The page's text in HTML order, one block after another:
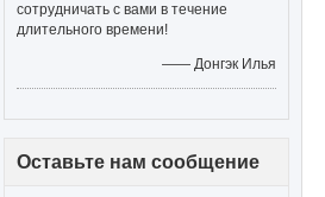
сотрудничать с вами в течение
длительного времени!
—— Донгэк Илья
Оставьте нам сообщение